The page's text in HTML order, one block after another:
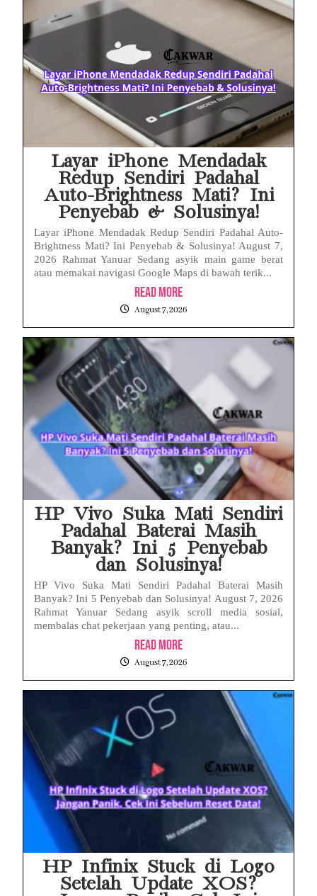
MAKI Soroti Penahanan Eks Jampidsus Febrie Adriansyah Tanpa Rompi Pink
Babak Baru Kasus Febrie Adriansyah, Rencana Praperadilan Penyitaan Emas dan Uang Tunai Jadi Sorotan
Baterai Apple Watch Cepat Boros? Ini Penyebab dan Cara Mengatasinya
HP Huawei Cepat Panas? Ini Penyebab Utama dan Cara Mengatasinya
Layar iPhone Mendadak
Redup Sendiri Padahal
Auto-Brightness Mati? Ini
Penyebab & Solusinya!
Layar iPhone Mendadak Redup Sendiri Padahal Auto-
Brightness Mati? Ini Penyebab & Solusinya! August 7,
2026 Rahmat Yanuar Sedang asyik main game berat
atau memakai navigasi Google Maps di bawah terik...
Read More
August 7, 2026
HP Vivo Suka Mati Sendiri
Padahal Baterai Masih
Banyak? Ini 5 Penyebab
dan Solusinya!
HP Vivo Suka Mati Sendiri Padahal Baterai Masih
Banyak? Ini 5 Penyebab dan Solusinya! August 7, 2026
Rahmat Yanuar Sedang asyik scroll media sosial,
membalas chat pekerjaan yang penting, atau...
Read More
August 7, 2026
HP Infinix Stuck di Logo
Setelah Update XOS?